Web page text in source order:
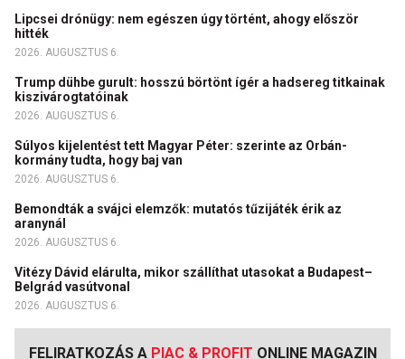
Lipcsei drónügy: nem egészen úgy történt, ahogy először
hitték
2026. AUGUSZTUS 6.
Trump dühbe gurult: hosszú börtönt ígér a hadsereg titkainak
kiszivárogtatóinak
2026. AUGUSZTUS 6.
Súlyos kijelentést tett Magyar Péter: szerinte az Orbán-
kormány tudta, hogy baj van
2026. AUGUSZTUS 6.
Bemondták a svájci elemzők: mutatós tűzijáték érik az
aranynál
2026. AUGUSZTUS 6.
Vitézy Dávid elárulta, mikor szállíthat utasokat a Budapest–
Belgrád vasútvonal
2026. AUGUSZTUS 6.
FELIRATKOZÁS A PIAC & PROFIT ONLINE MAGAZIN